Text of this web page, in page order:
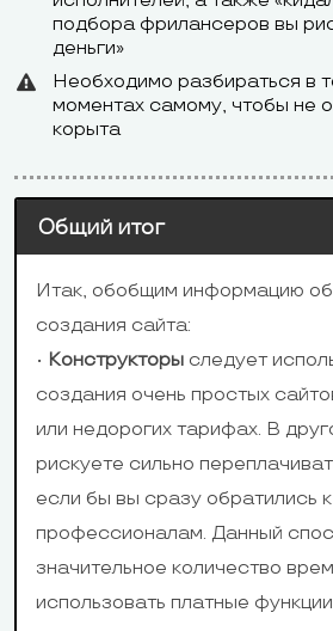
подбора фрилансеров вы
деньги»
Необходимо разбираться в
моментах самому, чтобы не
корыта
Общий итог
Итак, обобщим информацию
создания сайта:
• Конструкторы следует
создания очень простых
или недорогих тарифах. В
рискуете сильно
если бы вы сразу обратились к
профессионалам. Данный
значительное количество
использовать платные